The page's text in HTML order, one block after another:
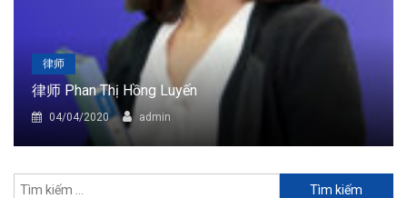
律师
律师 Phan Thị Hồng Luyến
04/04/2020 admin